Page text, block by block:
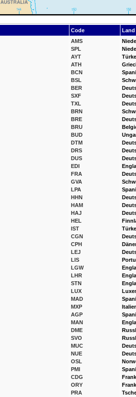
Code
Land
AMS
SPL
AYT
ATH
BCN
BSL
BER
SXF
TXL
BRN
BRE
BRU
BUD
DTM
DRS
DUS
EDI
FRA
GVA
LPA
HHN
HAM
HAJ
HEL
IST
CGN
CPH
LEJ
LIS
LGW
LHR
STN
LUX
MAD
MXP
AGP
MAN
DME
SVO
MUC
NUE
OSL
PMI
CDG
ORY
PRA